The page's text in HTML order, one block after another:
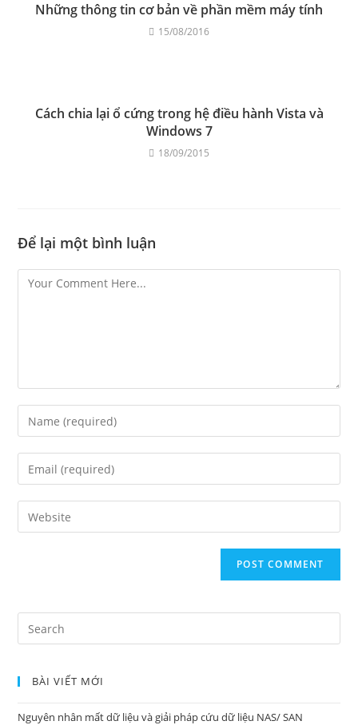
Những thông tin cơ bản về phần mềm máy tính
15/08/2016
Cách chia lại ổ cứng trong hệ điều hành Vista và
Windows 7
18/09/2015
Để lại một bình luận
Comment
Enter
your
name
Enter
your
email
Enter
your
BÀI VIẾT MỚI
Nguyên nhân mất dữ liệu và giải pháp cứu dữ liệu NAS/ SAN